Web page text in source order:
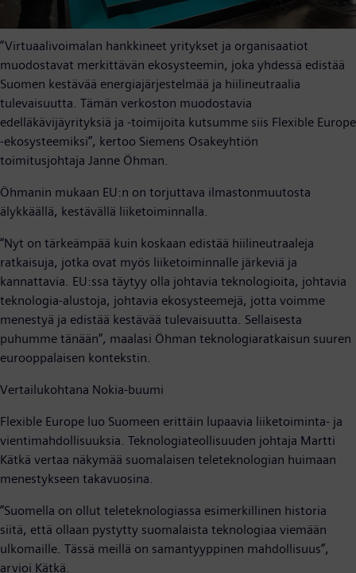
”Virtuaalivoimalan hankkineet yritykset ja organisaatiot
muodostavat merkittävän ekosysteemin, joka yhdessä edistää
Suomen kestävää energiajärjestelmää ja hiilineutraalia
tulevaisuutta. Tämän verkoston muodostavia
edelläkävijäyrityksiä ja -toimijoita kutsumme siis Flexible Europe
-ekosysteemiksi”, kertoo Siemens Osakeyhtiön
toimitusjohtaja Janne Öhman.
Öhmanin mukaan EU:n on torjuttava ilmastonmuutosta
älykkäällä, kestävällä liiketoiminnalla.
”Nyt on tärkeämpää kuin koskaan edistää hiilineutraaleja
ratkaisuja, jotka ovat myös liiketoiminnalle järkeviä ja
kannattavia. EU:ssa täytyy olla johtavia teknologioita, johtavia
teknologia-alustoja, johtavia ekosysteemejä, jotta voimme
menestyä ja edistää kestävää tulevaisuutta. Sellaisesta
puhumme tänään”, maalasi Öhman teknologiaratkaisun suuren
eurooppalaisen kontekstin.
Vertailukohtana Nokia-buumi
Flexible Europe luo Suomeen erittäin lupaavia liiketoiminta- ja
vientimahdollisuuksia. Teknologiateollisuuden johtaja Martti
Kätkä vertaa näkymää suomalaisen teleteknologian huimaan
menestykseen takavuosina.
”Suomella on ollut teleteknologiassa esimerkillinen historia
siitä, että ollaan pystytty suomalaista teknologiaa viemään
ulkomaille. Tässä meillä on samantyyppinen mahdollisuus”,
arvioi Kätkä.